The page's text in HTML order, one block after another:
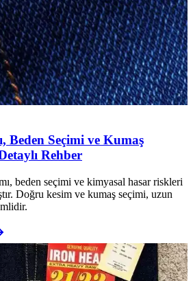
Beden Seçimi ve Kumaş
Rehber
beden seçimi ve kimyasal hasar riskleri
Doğru kesim ve kumaş seçimi, uzun